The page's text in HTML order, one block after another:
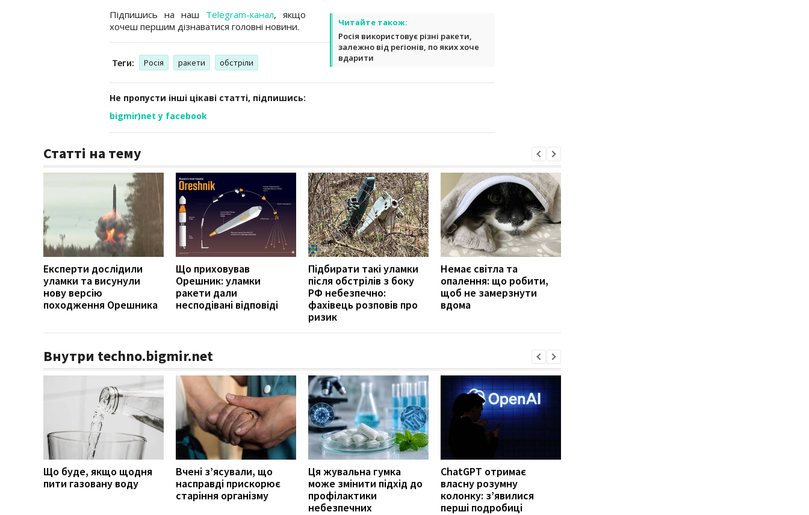
Читайте також:
Росія використовує різні ракети,
залежно від регіонів, по яких хоче
вдарити
Підпишись на наш Telegram-канал, якщо
хочеш першим дізнаватися головні новини.
Теги: Росія ракети обстріли
Не пропусти інші цікаві статті, підпишись:
bigmir)net у facebook
Статті на тему
Експерти дослідили
уламки та висунули
нову версію
походження Орешника
Що приховував
Орешник: уламки
ракети дали
несподівані відповіді
Підбирати такі уламки
після обстрілів з боку
РФ небезпечно:
фахівець розповів про
ризик
Немає світла та
опалення: що робити,
щоб не замерзнути
вдома
Внутри techno.bigmir.net
Що буде, якщо щодня
пити газовану воду
Вчені з’ясували, що
насправді прискорює
старіння організму
Ця жувальна гумка
може змінити підхід до
профілактики
небезпечних
ChatGPT отримає
власну розумну
колонку: з’явилися
перші подробиці